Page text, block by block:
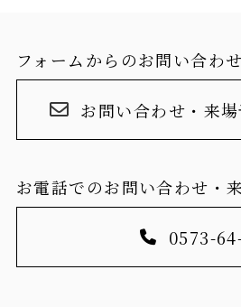
フォームからのお問い合わ
お問い合わせ・来
お電話でのお問い合わせ・
0573-